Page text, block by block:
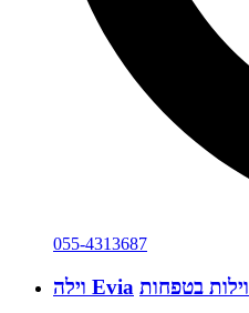
055-4313687
וילה Evia וילות בטפחות